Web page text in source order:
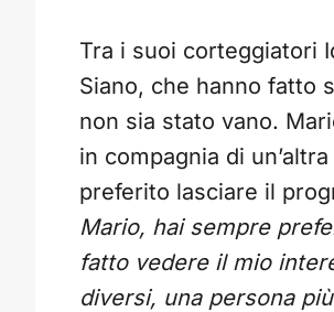
Tra i suoi corteggiatori
Siano, che hanno fatto
non sia stato vano.
in compagnia di
preferito lasciare il
Mario, hai sempre
fatto vedere il mio
diversi, una persona